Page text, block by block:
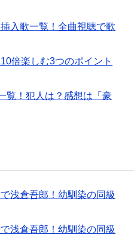
入歌一覧！全曲視聴で歌
倍楽しむ3つのポイント
覧！犯人は？感想は「豪
浅倉吾郎！幼馴染の同級
浅倉吾郎！幼馴染の同級